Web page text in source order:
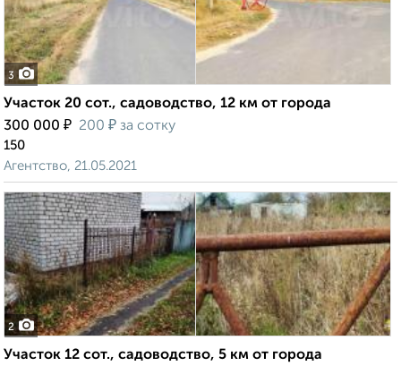
3
Участок 20 сот., садоводство, 12 км от города
300 000 ₽ 200 ₽ за сотку
150
Агентство, 21.05.2021
2
Участок 12 сот., садоводство, 5 км от города